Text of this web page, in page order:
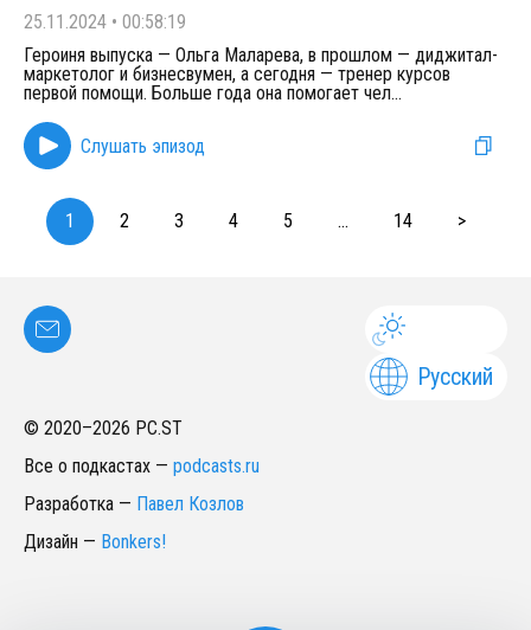
25.11.2024 • 00:58:19
Героиня выпуска — Ольга Маларева, в прошлом — диджитал-
маркетолог и бизнесвумен, а сегодня — тренер курсов
первой помощи. Больше года она помогает чел...
Слушать эпизод
1 2 3 4 5 ... 14 >
Русский
© 2020–2026 PC.ST
Все о подкастах — podcasts.ru
Разработка — Павел Козлов
Дизайн — Bonkers!